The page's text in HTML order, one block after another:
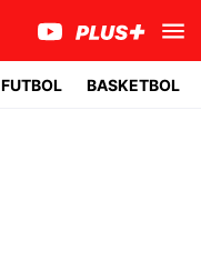
FUTBOL BASKETBOL